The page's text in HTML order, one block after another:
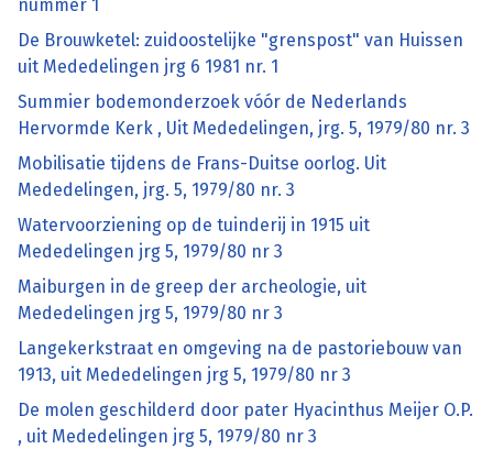
nummer 1
De Brouwketel: zuidoostelijke "grenspost" van Huissen
uit Mededelingen jrg 6 1981 nr. 1
Summier bodemonderzoek vóór de Nederlands
Hervormde Kerk , Uit Mededelingen, jrg. 5, 1979/80 nr. 3
Mobilisatie tijdens de Frans-Duitse oorlog. Uit
Mededelingen, jrg. 5, 1979/80 nr. 3
Watervoorziening op de tuinderij in 1915 uit
Mededelingen jrg 5, 1979/80 nr 3
Maiburgen in de greep der archeologie, uit
Mededelingen jrg 5, 1979/80 nr 3
Langekerkstraat en omgeving na de pastoriebouw van
1913, uit Mededelingen jrg 5, 1979/80 nr 3
De molen geschilderd door pater Hyacinthus Meijer O.P.
, uit Mededelingen jrg 5, 1979/80 nr 3